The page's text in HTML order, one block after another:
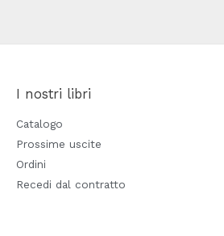
I nostri libri
Catalogo
Prossime uscite
Ordini
Recedi dal contratto